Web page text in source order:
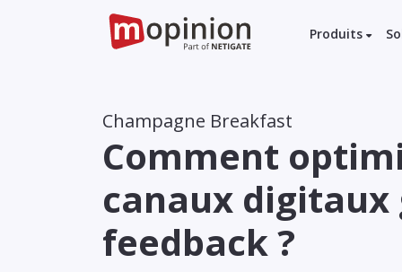
Produits
Champagne Breakfast
Comment
canaux digitaux
feedback ?